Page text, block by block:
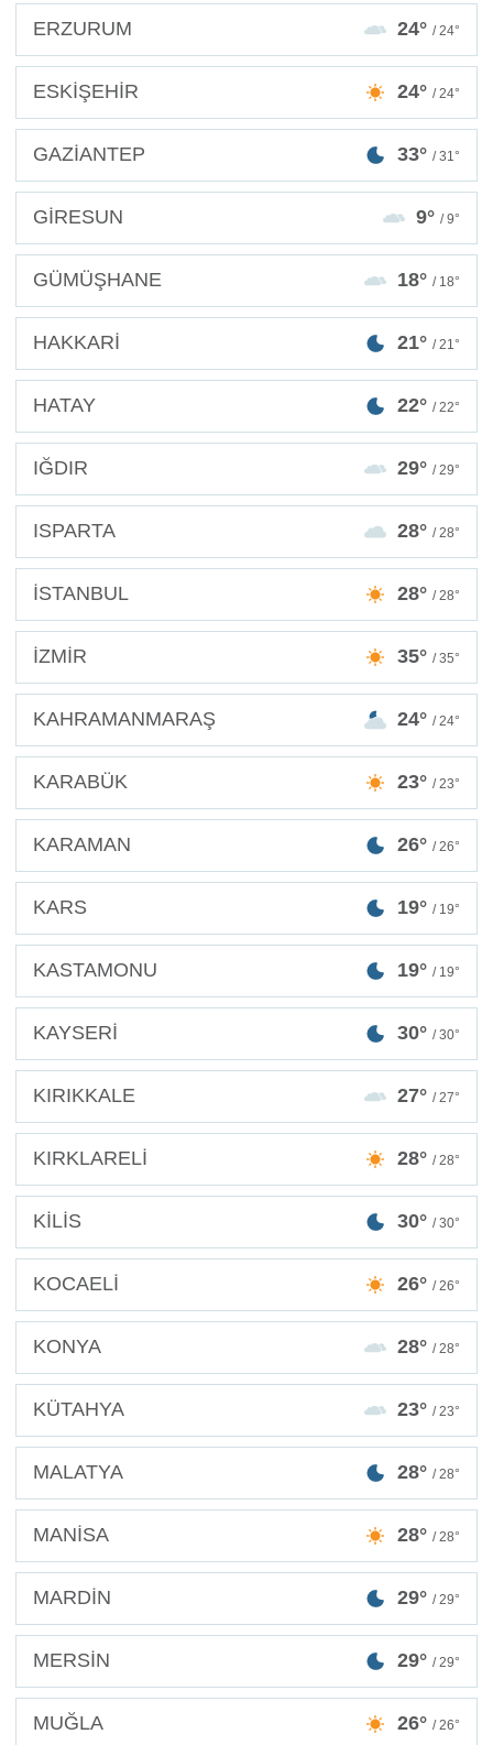
ERZURUM 24° / 24°
ESKİŞEHİR 24° / 24°
GAZİANTEP 33° / 31°
GİRESUN 9° / 9°
GÜMÜŞHANE 18° / 18°
HAKKARİ 21° / 21°
HATAY 22° / 22°
IĞDIR 29° / 29°
ISPARTA 28° / 28°
İSTANBUL 28° / 28°
İZMİR 35° / 35°
KAHRAMANMARAŞ 24° / 24°
KARABÜK 23° / 23°
KARAMAN 26° / 26°
KARS 19° / 19°
KASTAMONU 19° / 19°
KAYSERİ 30° / 30°
KIRIKKALE 27° / 27°
KIRKLARELİ 28° / 28°
KİLİS 30° / 30°
KOCAELİ 26° / 26°
KONYA 28° / 28°
KÜTAHYA 23° / 23°
MALATYA 28° / 28°
MANİSA 28° / 28°
MARDİN 29° / 29°
MERSİN 29° / 29°
MUĞLA 26° / 26°